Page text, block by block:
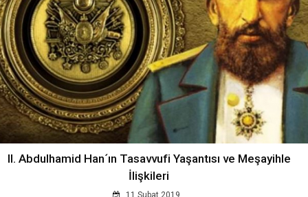
II. Abdulhamid Han´ın Tasavvufi Yaşantısı ve Meşayihle
İlişkileri
11 Subat 2019